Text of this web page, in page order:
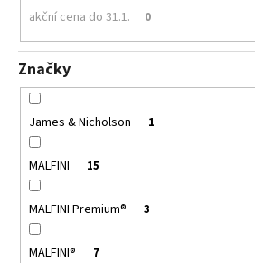
akční cena do 31.1. 0
Značky
James & Nicholson 1
MALFINI 15
MALFINI Premium® 3
MALFINI® 7